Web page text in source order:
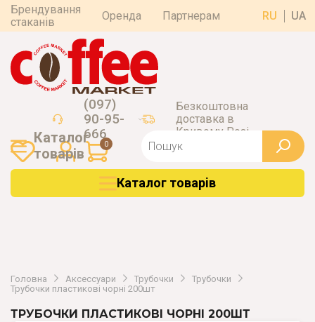
Брендування
стаканів
Оренда Партнерам RU UA
(097)
90-95-
666
Безкоштовна
доставка в
Кривому Розі
0
Каталог
товарiв
Каталог товарiв
Головна Аксессуари Трубочки
Трубочки
Трубочки пластикові чорні 200шт
ТРУБОЧКИ ПЛАСТИКОВІ ЧОРНІ 200ШТ